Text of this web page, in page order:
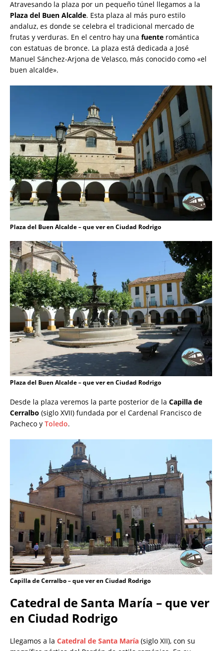
Atravesando la plaza por un pequeño túnel llegamos a la
Plaza del Buen Alcalde. Esta plaza al más puro estilo
andaluz, es donde se celebra el tradicional mercado de
frutas y verduras. En el centro hay una fuente romántica
con estatuas de bronce. La plaza está dedicada a José
Manuel Sánchez-Arjona de Velasco, más conocido como «el
buen alcalde».
Plaza del Buen Alcalde – que ver en Ciudad Rodrigo
Plaza del Buen Alcalde – que ver en Ciudad Rodrigo
Desde la plaza veremos la parte posterior de la Capilla de
Cerralbo (siglo XVII) fundada por el Cardenal Francisco de
Pacheco y Toledo.
Capilla de Cerralbo – que ver en Ciudad Rodrigo
Catedral de Santa María – que ver
en Ciudad Rodrigo
Llegamos a la Catedral de Santa María (siglo XII), con su